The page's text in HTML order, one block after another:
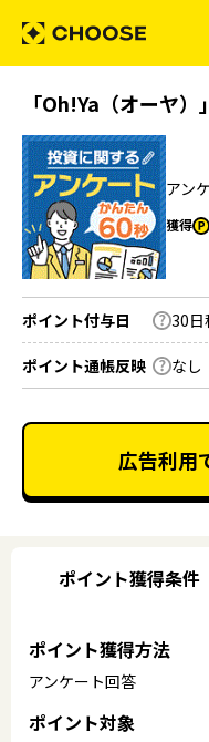
「Oh!Ya（オーヤ
アン
獲得
ポイント付与日 30日
ポイント通帳反映 なし
広告利用
ポイント獲得条件
ポイント獲得方法
アンケート回答
ポイント対象